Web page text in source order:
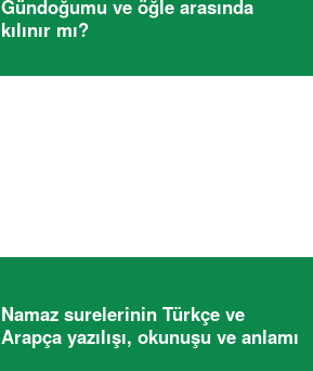
Gündoğumu ve öğle arasında
kılınır mı?
Namaz surelerinin Türkçe ve
Arapça yazılışı, okunuşu ve anlamı